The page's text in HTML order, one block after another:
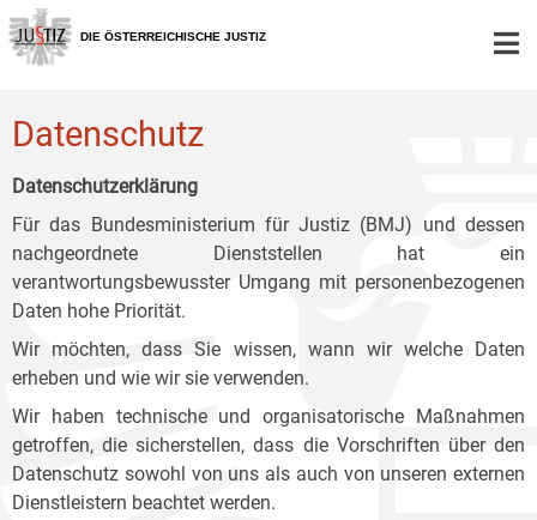
Zur
Hauptnavigation
[1]
Zum
Inhalt
[2]
Zum
Untermenü
[3]
DIE ÖSTERREICHISCHE JUSTIZ
Datenschutz
Datenschutzerklärung
Für das Bundesministerium für Justiz (BMJ) und dessen
nachgeordnete Dienststellen hat ein
verantwortungsbewusster Umgang mit personenbezogenen
Daten hohe Priorität.
Wir möchten, dass Sie wissen, wann wir welche Daten
erheben und wie wir sie verwenden.
Wir haben technische und organisatorische Maßnahmen
getroffen, die sicherstellen, dass die Vorschriften über den
Datenschutz sowohl von uns als auch von unseren externen
Dienstleistern beachtet werden.